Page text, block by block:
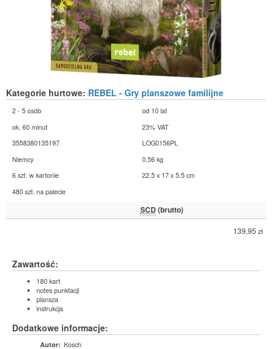
Kategorie hurtowe: REBEL - Gry planszowe familijne
2 - 5 osób
od 10 lat
ok. 60 minut
23% VAT
3558380135197
LOG0156PL
Niemcy
0,56 kg
6 szt. w kartonie
22.5 x 17 x 5.5 cm
480 szt. na palecie
SCD (brutto)
139,95 zł
Zawartość:
180 kart
notes punktacji
plansza
instrukcja
Dodatkowe informacje:
Autor: Kosch